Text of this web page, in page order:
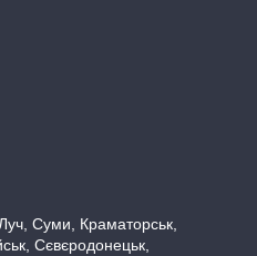
Суми, Краматорськ,
Сєвєродонецьк,